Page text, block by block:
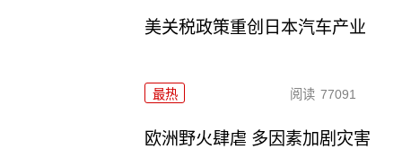
美关税政策重创日本汽车产业
最热 阅读 77091
欧洲野火肆虐 多因素加剧灾害